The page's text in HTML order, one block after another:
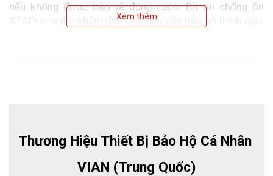
nếu không được bảo vệ đúng cách. Bịt tai chống ồn
X7APro ra đời nhằm đáp ứng nhu cầu bảo hộ thính giác
Xem thêm
Thương Hiệu Thiết Bị Bảo Hộ Cá Nhân
VIAN (Trung Quốc)